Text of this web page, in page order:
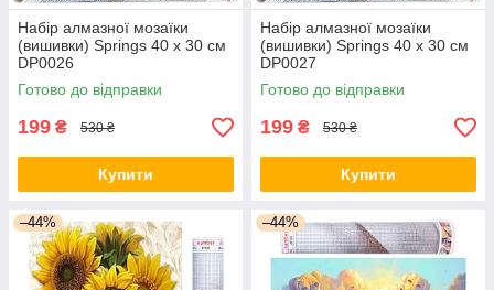
Набір алмазної мозаїки
(вишивки) Springs 40 x 30 см
DP0026
Готово до відправки
199 ₴ 530 ₴
Купити
Набір алмазної мозаїки
(вишивки) Springs 40 x 30 см
DP0027
Готово до відправки
199 ₴ 530 ₴
Купити
–44% –44%